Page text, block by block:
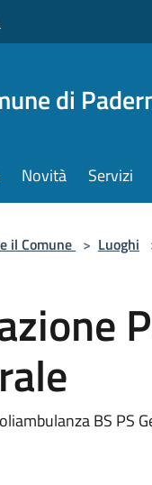
di
Novità Servizi
il Comune > Luoghi
BS PS